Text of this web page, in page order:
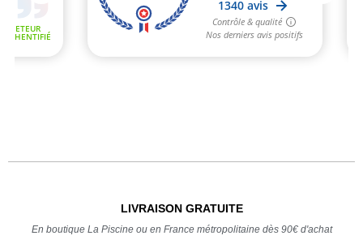
LIVRAISON GRATUITE
En boutique La Piscine ou en France métropolitaine dès 90€ d'achat